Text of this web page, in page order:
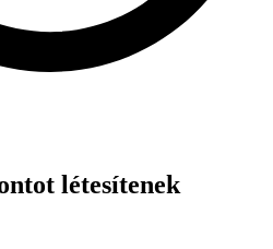
létesítenek